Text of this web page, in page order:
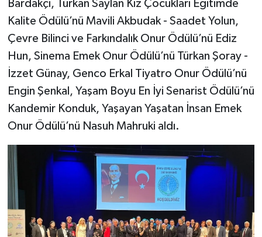
Bardakçı, Türkan Saylan Kız Çocukları Eğitimde
Kalite Ödülü’nü Mavili Akbudak - Saadet Yolun,
Çevre Bilinci ve Farkındalık Onur Ödülü’nü Ediz
Hun, Sinema Emek Onur Ödülü’nü Türkan Şoray -
İzzet Günay, Genco Erkal Tiyatro Onur Ödülü’nü
Engin Şenkal, Yaşam Boyu En İyi Senarist Ödülü’nü
Kandemir Konduk, Yaşayan Yaşatan İnsan Emek
Onur Ödülü’nü Nasuh Mahruki aldı.